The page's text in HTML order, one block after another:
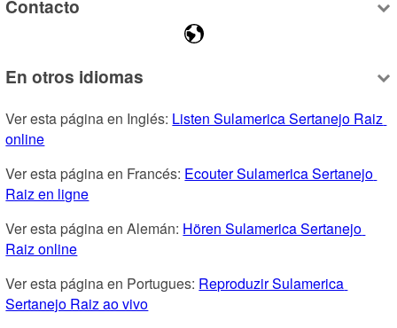
Contacto
En otros idiomas
Ver esta página en Inglés: Listen Sulamerica Sertanejo Raiz
online
Ver esta página en Francés: Ecouter Sulamerica Sertanejo
Raiz en ligne
Ver esta página en Alemán: Hören Sulamerica Sertanejo
Raiz online
Ver esta página en Portugues: Reproduzir Sulamerica
Sertanejo Raiz ao vivo